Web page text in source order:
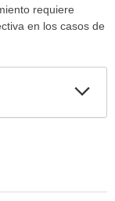
requiere
en los casos de